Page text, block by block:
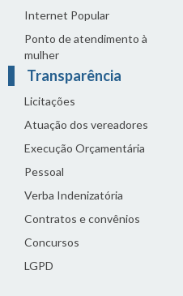
Internet Popular
Ponto de atendimento à
mulher
Transparência
Licitações
Atuação dos vereadores
Execução Orçamentária
Pessoal
Verba Indenizatória
Contratos e convênios
Concursos
LGPD